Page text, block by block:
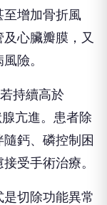
至增加骨折風
心臟瓣膜，又
險。
持續高於
亢進。患者除
鈣、磷控制困
受手術治療。
切除功能異常